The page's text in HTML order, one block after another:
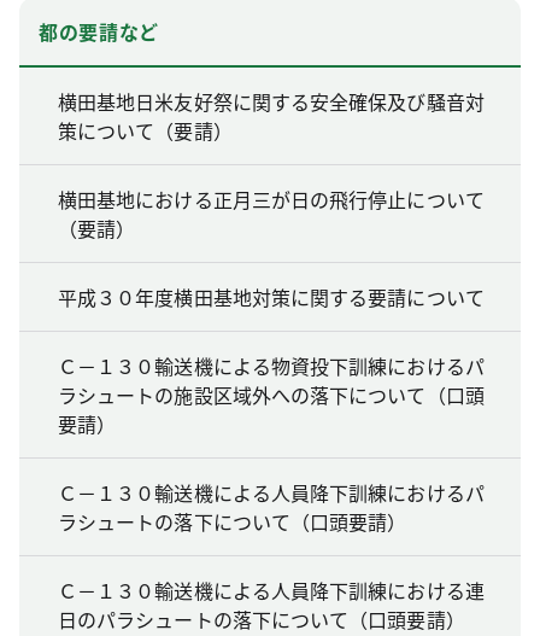
都の要請など
横田基地日米友好祭に関する安全確保及び騒音対
策について（要請）
横田基地における正月三が日の飛行停止について
（要請）
平成３０年度横田基地対策に関する要請について
Ｃ－１３０輸送機による物資投下訓練におけるパ
ラシュートの施設区域外への落下について（口頭
要請）
Ｃ－１３０輸送機による人員降下訓練におけるパ
ラシュートの落下について（口頭要請）
Ｃ－１３０輸送機による人員降下訓練における連
日のパラシュートの落下について（口頭要請）